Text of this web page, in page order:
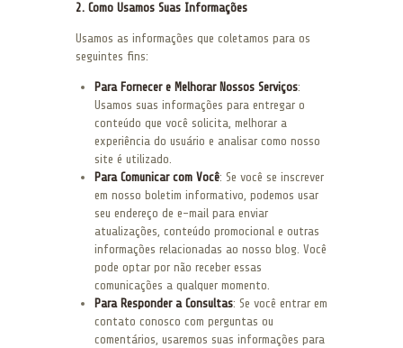
2. Como Usamos Suas Informações
Usamos as informações que coletamos para os
seguintes fins:
Para Fornecer e Melhorar Nossos Serviços:
Usamos suas informações para entregar o
conteúdo que você solicita, melhorar a
experiência do usuário e analisar como nosso
site é utilizado.
Para Comunicar com Você: Se você se inscrever
em nosso boletim informativo, podemos usar
seu endereço de e-mail para enviar
atualizações, conteúdo promocional e outras
informações relacionadas ao nosso blog. Você
pode optar por não receber essas
comunicações a qualquer momento.
Para Responder a Consultas: Se você entrar em
contato conosco com perguntas ou
comentários, usaremos suas informações para